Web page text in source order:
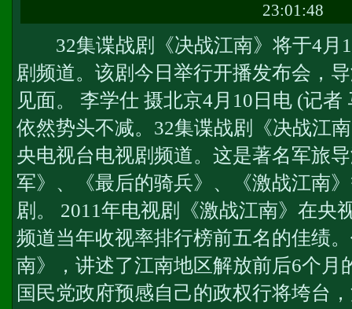
23:01:48
32集谍战剧《决战江南》将于4月
剧频道。该剧今日举行开播发布会，
见面。 李学仕 摄北京4月10日电 (记
依然势头不减。32集谍战剧《决战江
央电视台电视剧频道。这是著名军旅
军》、《最后的骑兵》、《激战江南
剧。 2011年电视剧《激战江南》在央
频道当年收视率排行榜前五名的佳绩
南》，讲述了江南地区解放前后6个月
国民党政府预感自己的政权行将垮台